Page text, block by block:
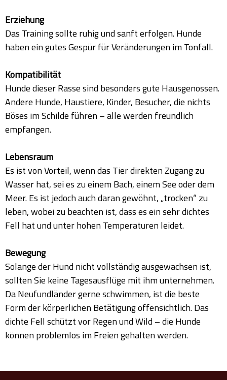
Erziehung
Das Training sollte ruhig und sanft erfolgen. Hunde
haben ein gutes Gespür für Veränderungen im Tonfall.
Kompatibilität
Hunde dieser Rasse sind besonders gute Hausgenossen.
Andere Hunde, Haustiere, Kinder, Besucher, die nichts
Böses im Schilde führen – alle werden freundlich
empfangen.
Lebensraum
Es ist von Vorteil, wenn das Tier direkten Zugang zu
Wasser hat, sei es zu einem Bach, einem See oder dem
Meer. Es ist jedoch auch daran gewöhnt, „trocken“ zu
leben, wobei zu beachten ist, dass es ein sehr dichtes
Fell hat und unter hohen Temperaturen leidet.
Bewegung
Solange der Hund nicht vollständig ausgewachsen ist,
sollten Sie keine Tagesausflüge mit ihm unternehmen.
Da Neufundländer gerne schwimmen, ist die beste
Form der körperlichen Betätigung offensichtlich. Das
dichte Fell schützt vor Regen und Wild – die Hunde
können problemlos im Freien gehalten werden.